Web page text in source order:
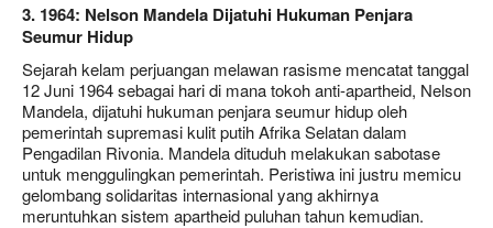
3. 1964: Nelson Mandela Dijatuhi Hukuman Penjara
Seumur Hidup
Sejarah kelam perjuangan melawan rasisme mencatat tanggal
12 Juni 1964 sebagai hari di mana tokoh anti-apartheid, Nelson
Mandela, dijatuhi hukuman penjara seumur hidup oleh
pemerintah supremasi kulit putih Afrika Selatan dalam
Pengadilan Rivonia. Mandela dituduh melakukan sabotase
untuk menggulingkan pemerintah. Peristiwa ini justru memicu
gelombang solidaritas internasional yang akhirnya
meruntuhkan sistem apartheid puluhan tahun kemudian.